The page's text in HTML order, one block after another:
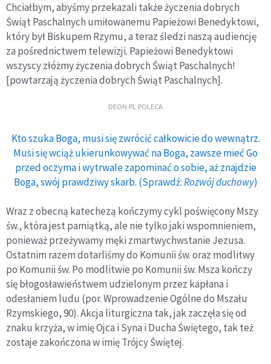
Chciałbym, abyśmy przekazali także życzenia dobrych
Świąt Paschalnych umiłowanemu Papieżowi Benedyktowi,
który był Biskupem Rzymu, a teraz śledzi naszą audiencję
za pośrednictwem telewizji. Papieżowi Benedyktowi
wszyscy złóżmy życzenia dobrych Świąt Paschalnych!
[powtarzają życzenia dobrych Świąt Paschalnych].
DEON.PL POLECA
Kto szuka Boga, musi się zwrócić całkowicie do wewnątrz.
Musi się wciąż ukierunkowywać na Boga, zawsze mieć Go
przed oczyma i wytrwale zapominać o sobie, aż znajdzie
Boga, swój prawdziwy skarb. (Sprawdź:Rozwój duchowy)
Wraz z obecną katechezą kończymy cykl poświęcony Mszy
św., która jest pamiątką, ale nie tylko jaki wspomnieniem,
ponieważ przeżywamy męki zmartwychwstanie Jezusa.
Ostatnim razem dotarliśmy do Komunii św. oraz modlitwy
po Komunii św. Po modlitwie po Komunii św. Msza kończy
się błogosławieństwem udzielonym przez kapłana i
odesłaniem ludu (por. Wprowadzenie Ogólne do Mszału
Rzymskiego, 90). Akcja liturgiczna tak, jak zaczęła się od
znaku krzyża, w imię Ojca i Syna i Ducha Świętego, tak też
zostaje zakończona w imię Trójcy Świętej.